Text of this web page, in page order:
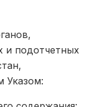
и подотчетных
Указом: